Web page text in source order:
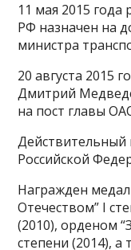
11 мая 2015
РФ назначен на
министра
20 августа 2015
Дмитрий
на пост главы
Действительный
Российской
Награжден
Отечеством” I
(2010), орденом
степени (2014),